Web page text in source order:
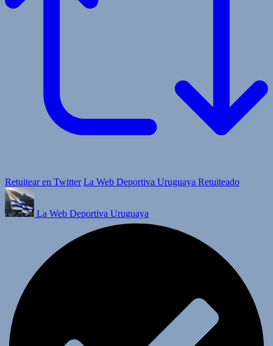
Retuitear en Twitter La Web Deportiva Uruguaya Retuiteado
La Web Deportiva Uruguaya